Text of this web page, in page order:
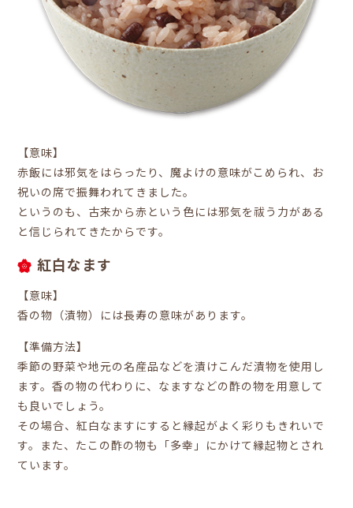
【意味】
赤飯には邪気をはらったり、魔よけの意味がこめられ、お
祝いの席で振舞われてきました。
というのも、古来から赤という色には邪気を祓う力がある
と信じられてきたからです。
紅白なます
【意味】
香の物（漬物）には長寿の意味があります。
【準備方法】
季節の野菜や地元の名産品などを漬けこんだ漬物を使用し
ます。香の物の代わりに、なますなどの酢の物を用意して
も良いでしょう。
その場合、紅白なますにすると縁起がよく彩りもきれいで
す。また、たこの酢の物も「多幸」にかけて縁起物とされ
ています。